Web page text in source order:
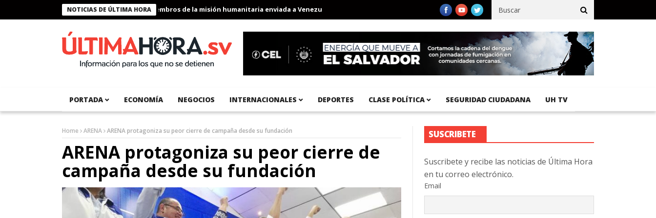
NOTICIAS DE ÚLTIMA HORA
Presidente Bukele condecora a miembros de la misión humanitaria enviada a Venezuela Aeropuerto Internacional del Pacífico registra 92 % de avance en obras de terracería
PORTADA ECONOMÍA NEGOCIOS INTERNACIONALES DEPORTES CLASE POLÍTICA SEGURIDAD CIUDADANA UH TV
Home ARENA ARENA protagoniza su peor cierre de campaña desde su fundación
ARENA protagoniza su peor cierre de
campaña desde su fundación
SUSCRIBETE
Suscribete y recibe las noticias de Última Hora
en tu correo electrónico.
Email